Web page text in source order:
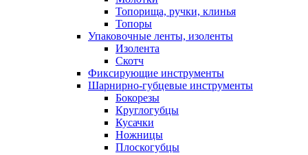
Топорища, ручки, клинья
Топоры
Упаковочные ленты, изоленты
Изолента
Скотч
Фиксирующие инструменты
Шарнирно-губцевые инструменты
Бокорезы
Круглогубцы
Кусачки
Ножницы
Плоскогубцы